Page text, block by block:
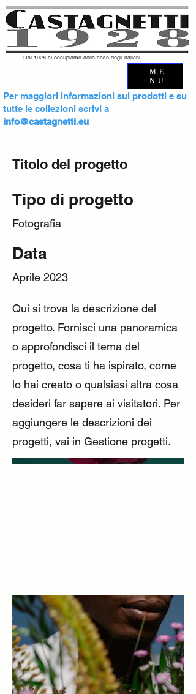
Dal 1928 ci occupiamo delle case degli italiani
Per maggiori informazioni sui prodotti e su
tutte le collezioni scrivi a
info@castagnetti.eu
ME
NU
Titolo del progetto
Tipo di progetto
Fotografia
Data
Aprile 2023
Qui si trova la descrizione del
progetto. Fornisci una panoramica
o approfondisci il tema del
progetto, cosa ti ha ispirato, come
lo hai creato o qualsiasi altra cosa
desideri far sapere ai visitatori. Per
aggiungere le descrizioni dei
progetti, vai in Gestione progetti.